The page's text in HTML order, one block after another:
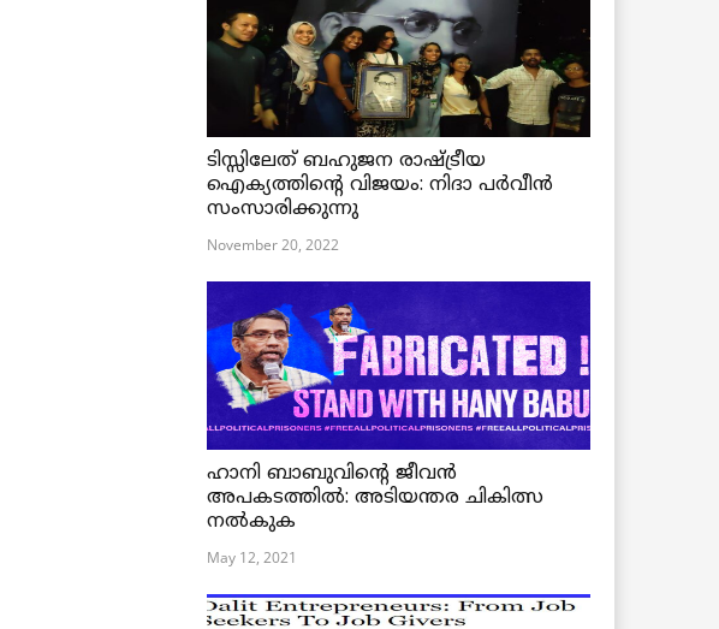
ടിസ്സിലേത് ബഹുജന രാഷ്ട്രീയ
ഐക്യത്തിന്റെ വിജയം: നിദാ പർവീൻ
സംസാരിക്കുന്നു
November 20, 2022
ഹാനി ബാബുവിന്റെ ജീവൻ
അപകടത്തിൽ: അടിയന്തര ചികിത്സ
നൽകുക
May 12, 2021